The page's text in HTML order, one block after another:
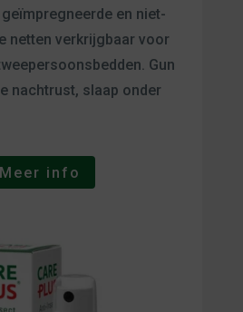
en niet-
netten verkrijgbaar voor
Gun
nachtrust, slaap onder
Meer info